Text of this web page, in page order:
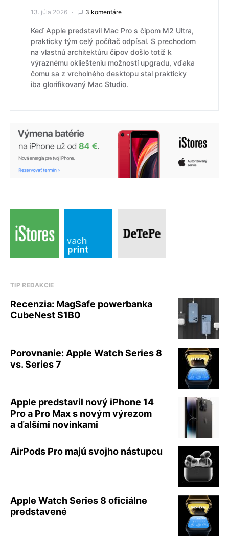
13. júla 2026 3 komentáre
Keď Apple predstavil Mac Pro s čipom M2 Ultra,
prakticky tým celý počítač odpísal. S prechodom
na vlastnú architektúru čipov došlo totiž k
výraznému okliešteniu možností upgradu, vďaka
čomu sa z vrcholného desktopu stal prakticky
iba glorifikovaný Mac Studio.
TIP REDAKCIE
Recenzia: MagSafe powerbanka
CubeNest S1B0
Porovnanie: Apple Watch Series 8
vs. Series 7
Apple predstavil nový iPhone 14
Pro a Pro Max s novým výrezom
a ďalšími novinkami
AirPods Pro majú svojho nástupcu
Apple Watch Series 8 oficiálne
predstavené